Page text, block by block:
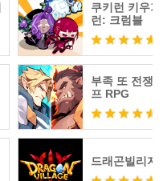
쿠키런 키우기
런: 크럼블
부족 또 전쟁 :
프 RPG
드래곤빌리지3